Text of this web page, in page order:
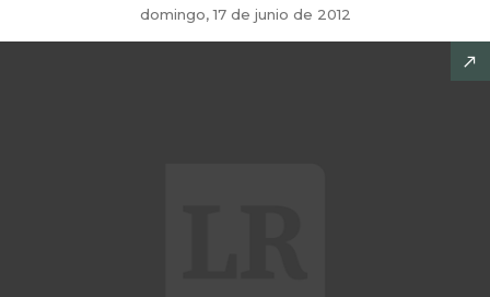
domingo, 17 de junio de 2012